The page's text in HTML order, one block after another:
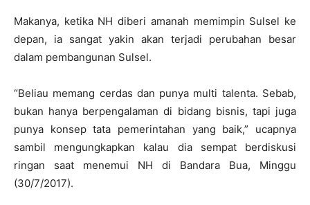
Makanya, ketika NH diberi amanah memimpin Sulsel ke
depan, ia sangat yakin akan terjadi perubahan besar
dalam pembangunan Sulsel.
“Beliau memang cerdas dan punya multi talenta. Sebab,
bukan hanya berpengalaman di bidang bisnis, tapi juga
punya konsep tata pemerintahan yang baik,” ucapnya
sambil mengungkapkan kalau dia sempat berdiskusi
ringan saat menemui NH di Bandara Bua, Minggu
(30/7/2017).